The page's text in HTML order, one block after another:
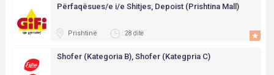
Përfaqësues/e i/e Shitjes, Depoist (Prishtina Mall)
Prishtinë 28 ditë
Shofer (Kategoria B), Shofer (Kategpria C)